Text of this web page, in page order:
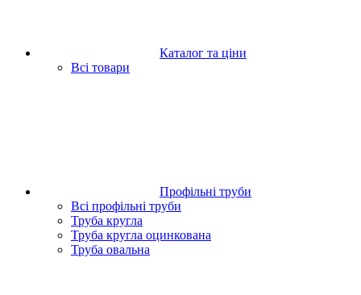
Каталог та ціни
Всі товари
Профільні труби
Всі профільні труби
Труба кругла
Труба кругла оцинкована
Труба овальна